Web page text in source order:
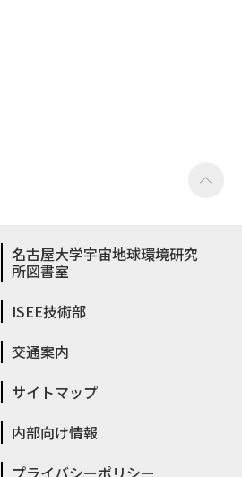
名古屋大学宇宙地球環境研究
所図書室
ISEE技術部
交通案内
サイトマップ
内部向け情報